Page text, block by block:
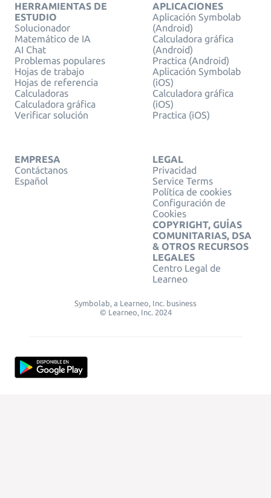
HERRAMIENTAS DE
ESTUDIO
Solucionador
Matemático de IA
AI Chat
Problemas populares
Hojas de trabajo
Hojas de referencia
Calculadoras
Calculadora gráfica
Verificar solución
APLICACIONES
Aplicación Symbolab
(Android)
Calculadora gráfica
(Android)
Practica (Android)
Aplicación Symbolab
(iOS)
Calculadora gráfica
(iOS)
Practica (iOS)
EMPRESA
Contáctanos
Español
LEGAL
Privacidad
Service Terms
Política de cookies
Configuración de
Cookies
COPYRIGHT, GUÍAS
COMUNITARIAS, DSA
& OTROS RECURSOS
LEGALES
Centro Legal de
Learneo
Symbolab, a Learneo, Inc. business
© Learneo, Inc. 2024